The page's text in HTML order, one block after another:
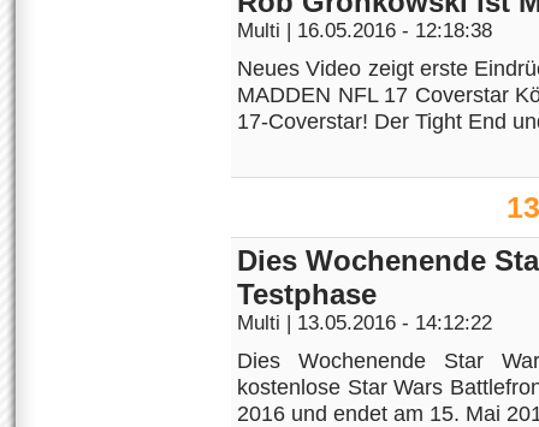
Multi | 16.05.2016 - 12:18:38
Neues Video zeigt erste
MADDEN NFL 17 Coverstar
17-Coverstar! Der Tight End
Dies Wochenende
Testphase
Multi | 13.05.2016 - 14:12:22
Dies Wochenende Star
kostenlose Star Wars
2016 und endet am 15. Mai